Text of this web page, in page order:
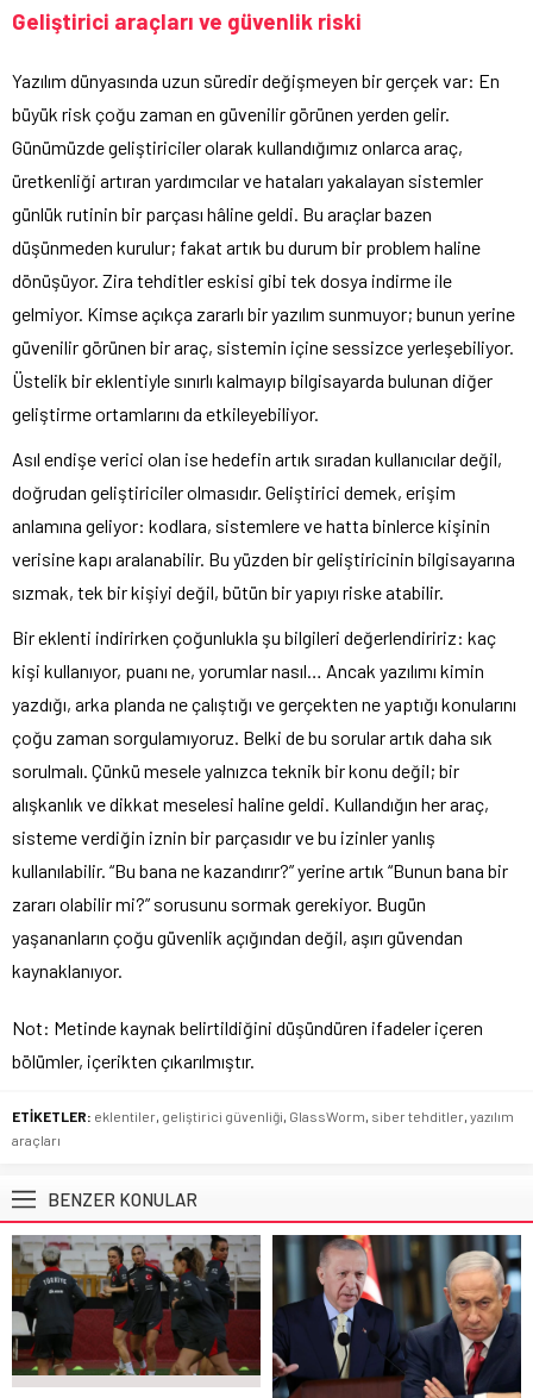
Geliştirici araçları ve güvenlik riski
Yazılım dünyasında uzun süredir değişmeyen bir gerçek var: En
büyük risk çoğu zaman en güvenilir görünen yerden gelir.
Günümüzde geliştiriciler olarak kullandığımız onlarca araç,
üretkenliği artıran yardımcılar ve hataları yakalayan sistemler
günlük rutinin bir parçası hâline geldi. Bu araçlar bazen
düşünmeden kurulur; fakat artık bu durum bir problem haline
dönüşüyor. Zira tehditler eskisi gibi tek dosya indirme ile
gelmiyor. Kimse açıkça zararlı bir yazılım sunmuyor; bunun yerine
güvenilir görünen bir araç, sistemin içine sessizce yerleşebiliyor.
Üstelik bir eklentiyle sınırlı kalmayıp bilgisayarda bulunan diğer
geliştirme ortamlarını da etkileyebiliyor.
Asıl endişe verici olan ise hedefin artık sıradan kullanıcılar değil,
doğrudan geliştiriciler olmasıdır. Geliştirici demek, erişim
anlamına geliyor: kodlara, sistemlere ve hatta binlerce kişinin
verisine kapı aralanabilir. Bu yüzden bir geliştiricinin bilgisayarına
sızmak, tek bir kişiyi değil, bütün bir yapıyı riske atabilir.
Bir eklenti indirirken çoğunlukla şu bilgileri değerlendiririz: kaç
kişi kullanıyor, puanı ne, yorumlar nasıl… Ancak yazılımı kimin
yazdığı, arka planda ne çalıştığı ve gerçekten ne yaptığı konularını
çoğu zaman sorgulamıyoruz. Belki de bu sorular artık daha sık
sorulmalı. Çünkü mesele yalnızca teknik bir konu değil; bir
alışkanlık ve dikkat meselesi haline geldi. Kullandığın her araç,
sisteme verdiğin iznin bir parçasıdır ve bu izinler yanlış
kullanılabilir. “Bu bana ne kazandırır?” yerine artık “Bunun bana bir
zararı olabilir mi?” sorusunu sormak gerekiyor. Bugün
yaşananların çoğu güvenlik açığından değil, aşırı güvendan
kaynaklanıyor.
Not: Metinde kaynak belirtildiğini düşündüren ifadeler içeren
bölümler, içerikten çıkarılmıştır.
ETİKETLER: eklentiler, geliştirici güvenliği, GlassWorm, siber tehditler, yazılım
araçları
BENZER KONULAR